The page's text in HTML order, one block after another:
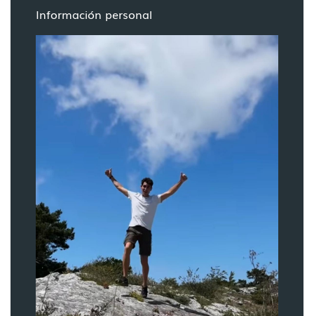
Información personal